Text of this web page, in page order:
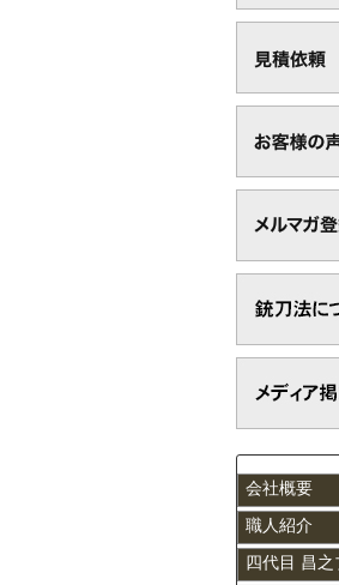
会社概要
職人紹介
四代目 昌之